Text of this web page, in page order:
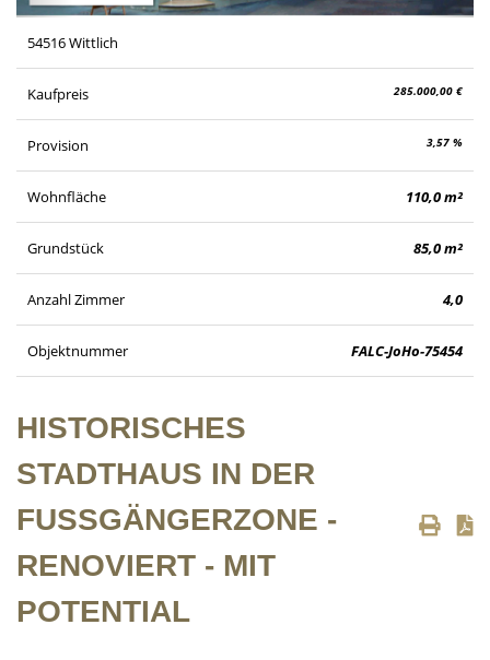
54516 Wittlich
Kaufpreis 285.000,00 €
Provision 3,57 %
Wohnfläche 110,0 m²
Grundstück 85,0 m²
Anzahl Zimmer 4,0
Objektnummer FALC-JoHo-75454
HISTORISCHES
STADTHAUS IN DER
FUSSGÄNGERZONE - R
ENOVIERT - MIT P
OTENTIAL